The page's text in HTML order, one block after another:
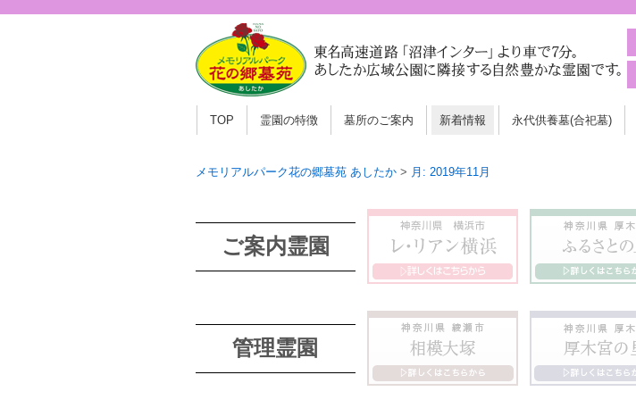
TOP 霊園の特徴 墓所のご案内 新着情報 永代供養墓(合祀墓)
メモリアルパーク花の郷墓苑 あしたか> 月: 2019年11月
ご案内霊園
管理霊園